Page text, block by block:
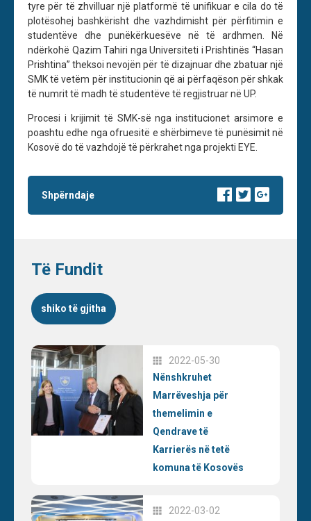
tyre për të zhvilluar një platformë të unifikuar e cila do të
plotësohej bashkërisht dhe vazhdimisht për përfitimin e
studentëve dhe punëkërkuesëve në të ardhmen. Në
ndërkohë Qazim Tahiri nga Universiteti i Prishtinës “Hasan
Prishtina” theksoi nevojën për të dizajnuar dhe zbatuar një
SMK të vetëm për institucionin që ai përfaqëson për shkak
të numrit të madh të studentëve të regjistruar në UP.
Procesi i krijimit të SMK-së nga institucionet arsimore e
poashtu edhe nga ofruesitë e shërbimeve të punësimit në
Kosovë do të vazhdojë të përkrahet nga projekti EYE.
Shpërndaje
Të Fundit
shiko të gjitha
2022-05-30
Nënshkruhet
Marrëveshja për
themelimin e
Qendrave të
Karrierës në tetë
komuna të Kosovës
2022-03-02